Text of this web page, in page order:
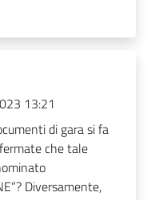
13:21
di gara si fa
che tale
Diversamente,